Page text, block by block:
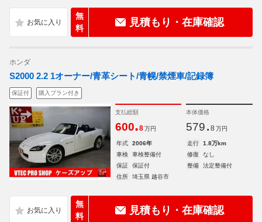
無
料
見積もり・在庫確認
ホンダ
S2000 2.2 1オーナー/青革シート/青幌/禁煙車/記録簿
保証付 購入プラン付き
支払総額
600.8 万円
本体価格
579. 8 万円
年式 2006年 走行
1.8万km
車検
車検整備付 修復
なし
保証
保証付 整備
法定整備付
住所
埼玉県 越谷市
無
料
見積もり・在庫確認